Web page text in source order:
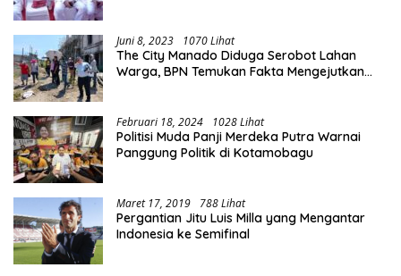
Juni 8, 2023 1070 Lihat
The City Manado Diduga Serobot Lahan
Warga, BPN Temukan Fakta Mengejutkan
Februari 18, 2024 1028 Lihat
Politisi Muda Panji Merdeka Putra Warnai
Panggung Politik di Kotamobagu
Maret 17, 2019 788 Lihat
Pergantian Jitu Luis Milla yang Mengantar
Indonesia ke Semifinal